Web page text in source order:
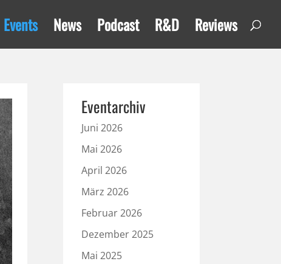
Events News Podcast R&D Reviews
Eventarchiv
Juni 2026
Mai 2026
April 2026
März 2026
Februar 2026
Dezember 2025
Mai 2025